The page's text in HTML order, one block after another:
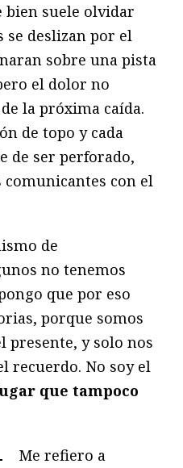
bien suele olvidar
se deslizan por el
sobre una pista
el dolor no
la próxima caída.
de topo y cada
de ser perforado,
con el
de
no tenemos
que por eso
porque somos
presente, y solo nos
recuerdo. No soy el
que tampoco
Me refiero a